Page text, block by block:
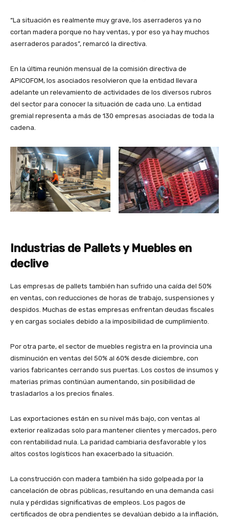
“La situación es realmente muy grave, los aserraderos ya no
cortan madera porque no hay ventas, y por eso ya hay muchos
aserraderos parados”, remarcó la directiva.
En la última reunión mensual de la comisión directiva de
APICOFOM, los asociados resolvieron que la entidad llevara
adelante un relevamiento de actividades de los diversos rubros
del sector para conocer la situación de cada uno. La entidad
gremial representa a más de 130 empresas asociadas de toda la
cadena.
Industrias de Pallets y Muebles en
declive
Las empresas de pallets también han sufrido una caída del 50%
en ventas, con reducciones de horas de trabajo, suspensiones y
despidos. Muchas de estas empresas enfrentan deudas fiscales
y en cargas sociales debido a la imposibilidad de cumplimiento.
Por otra parte, el sector de muebles registra en la provincia una
disminución en ventas del 50% al 60% desde diciembre, con
varios fabricantes cerrando sus puertas. Los costos de insumos y
materias primas continúan aumentando, sin posibilidad de
trasladarlos a los precios finales.
Las exportaciones están en su nivel más bajo, con ventas al
exterior realizadas solo para mantener clientes y mercados, pero
con rentabilidad nula. La paridad cambiaria desfavorable y los
altos costos logísticos han exacerbado la situación.
La construcción con madera también ha sido golpeada por la
cancelación de obras públicas, resultando en una demanda casi
nula y pérdidas significativas de empleos. Los pagos de
certificados de obra pendientes se devalúan debido a la inflación,